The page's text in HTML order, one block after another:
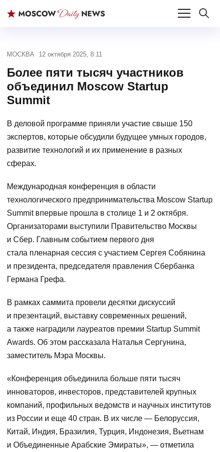
МОСКВА 12 октября 2025, 8:11
Более пяти тысяч участников
объединил Moscow Startup
Summit
В деловой программе приняли участие свыше 150
экспертов, которые обсудили будущее умных городов,
развитие технологий и их применение в разных
сферах.
Международная конференция в области
технологического предпринимательства Moscow Startup
Summit впервые прошла в столице 1 и 2 октября.
Организаторами выступили Правительство Москвы
и Сбер. Главным событием первого дня
стала пленарная сессия с участием Сергея Собянина
и президента, председателя правления Сбербанка
Германа Грефа.
В рамках саммита провели десятки дискуссий
и презентаций, выставку современных решений,
а также наградили лауреатов премии Startup Summit
Awards. Об этом рассказала Наталья Сергунина,
заместитель Мэра Москвы.
«Конференция объединила больше пяти тысяч
инноваторов, инвесторов, представителей крупных
компаний, профильных ведомств и научных институтов
из России и еще 40 стран. В их числе — Белоруссия,
Китай, Индия, Бразилия, Турция, Индонезия, Вьетнам
и Объединенные Арабские Эмираты», — отметила